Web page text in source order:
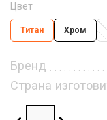
Цвет
Титан Хром
Бренд
Страна